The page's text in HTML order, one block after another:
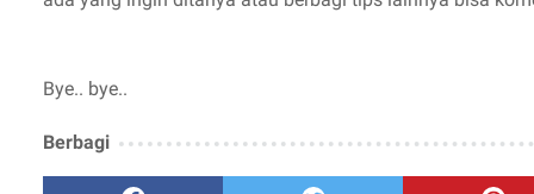
Bye.. bye..
Berbagi